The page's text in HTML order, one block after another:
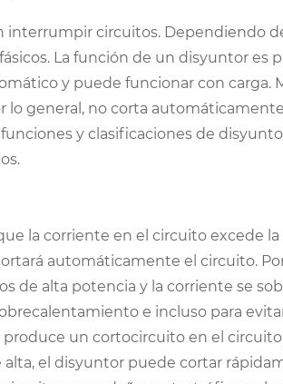
interrumpir circuitos. Dependiendo
La función de un disyuntor es
y puede funcionar con carga.
lo general, no corta
y clasificaciones de
la corriente en el circuito excede
automáticamente el circuito.
de alta potencia y la corriente se
e incluso para
un cortocircuito en el
el disyuntor puede cortar